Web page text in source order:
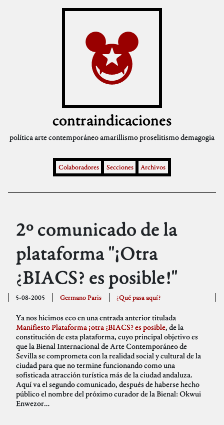
contraindicaciones
políticaarte contemporáneoamarillismoproselitismodemagogia
Colaboradores Secciones Archivos
2º comunicado de la
plataforma "¡Otra
¿BIACS? es posible!"
5-08-2005 Germano Paris ¿Qué pasa aquí?
Ya nos hicimos eco en una entrada anterior titulada
Manifiesto Plataforma ¡otra ¿BIACS? es posible, de la
constitución de esta plataforma, cuyo principal objetivo es
que la Bienal Internacional de Arte Contemporáneo de
Sevilla se comprometa con la realidad social y cultural de la
ciudad para que no termine funcionando como una
sofisticada atracción turística más de la ciudad andaluza.
Aquí va el segundo comunicado, después de haberse hecho
público el nombre del próximo curador de la Bienal: Okwui
Enwezor…